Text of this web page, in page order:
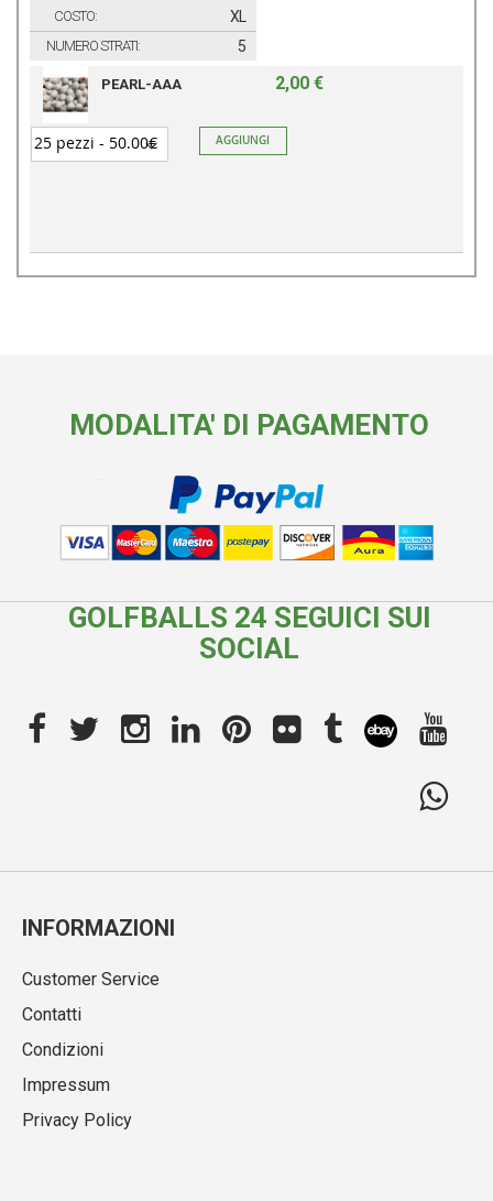
COSTO: XL
NUMERO STRATI: 5
PEARL-AAA 2,00 €
AGGIUNGI
MODALITA' DI PAGAMENTO
GOLFBALLS 24 SEGUICI SUI
SOCIAL
INFORMAZIONI
Customer Service
Contatti
Condizioni
Impressum
Privacy Policy